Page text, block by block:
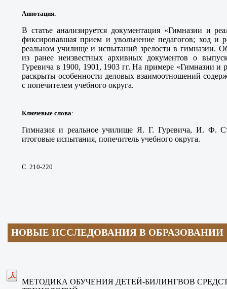
Аннотация.
В статье анализируется документация «Гимназии и
фиксировавшая прием и увольнение педагогов; ход и
реальном училище и испытаний зрелости в гимназии.
из ранее неизвестных архивных документов о
Гуревича в 1900, 1901, 1903 гг. На примере «Гимназии и
раскрыты особенности деловых взаимоотношений
с попечителем учебного округа.
Ключевые слова:
Гимназия и реальное училище Я. Г. Гуревича, И. Ф.
итоговые испытания, попечитель учебного округа.
С. 210-220
НОВЫЕ ИССЛЕДОВАНИЯ В ОБРАЗОВАНИИ
МЕТОДИКА ОБУЧЕНИЯ ДЕТЕЙ-БИЛИНГВОВ